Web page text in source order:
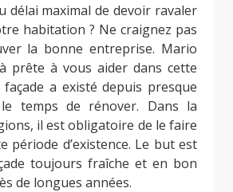
délai maximal de devoir ravaler
habitation ? Ne craignez pas
la bonne entreprise. Mario
prête à vous aider dans cette
a existé depuis presque
le temps de rénover. Dans la
il est obligatoire de le faire
période d’existence. Le but est
toujours fraîche et en bon
de longues années.